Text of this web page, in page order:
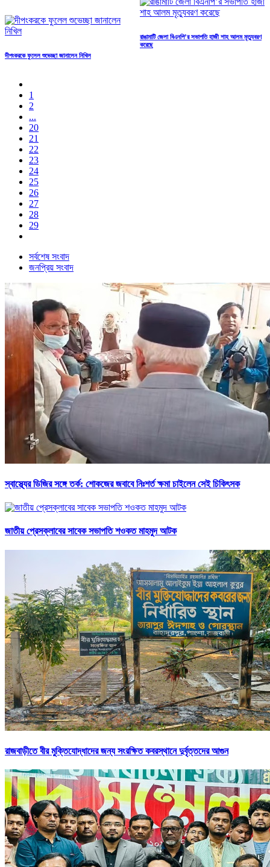
দীপংকরকে ফুলেল শুভেচ্ছা জানালেন নিখিল
রাঙামাটি জেলা বিএনপি’র সভাপতি হাজী শাহ আলম মৃত্যুবরণ
করেছে
1
2
...
20
21
22
23
24
25
26
27
28
29
সর্বশেষ সংবাদ
জনপ্রিয় সংবাদ
স্বাস্থ্যের ডিজির সঙ্গে তর্ক: শোকজের জবাবে নিঃশর্ত ক্ষমা চাইলেন সেই চিকিৎসক
জাতীয় প্রেসক্লাবের সাবেক সভাপতি শওকত মাহমুদ আটক
রাজবাড়ীতে বীর মুক্তিযোদ্ধাদের জন্য সংরক্ষিত কবরস্থানে দুর্বৃত্তদের আগুন